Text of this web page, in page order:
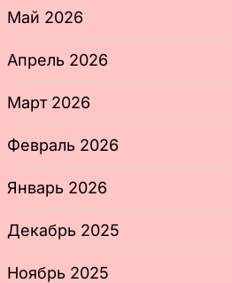
Май 2026
Апрель 2026
Март 2026
Февраль 2026
Январь 2026
Декабрь 2025
Ноябрь 2025